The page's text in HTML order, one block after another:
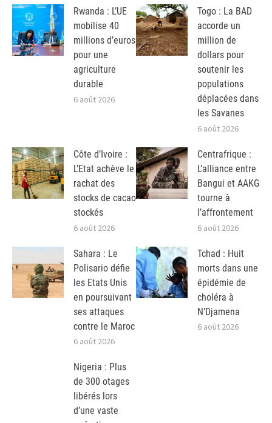
Rwanda : L’UE
mobilise 40
millions d’euros
pour une
agriculture
durable
6 août 2026
Togo : La BAD
accorde un
million de
dollars pour
soutenir les
populations
déplacées dans
les Savanes
6 août 2026
Côte d’Ivoire :
L’Etat achève le
rachat des
stocks de cacao
stockés
6 août 2026
Centrafrique :
L’alliance entre
Bangui et AAKG
tourne à
l’affrontement
6 août 2026
Sahara : Le
Polisario défie
les Etats Unis
en poursuivant
ses attaques
contre le Maroc
6 août 2026
Tchad : Huit
morts dans une
épidémie de
choléra à
N’Djamena
6 août 2026
Nigeria : Plus
de 300 otages
libérés lors
d’une vaste